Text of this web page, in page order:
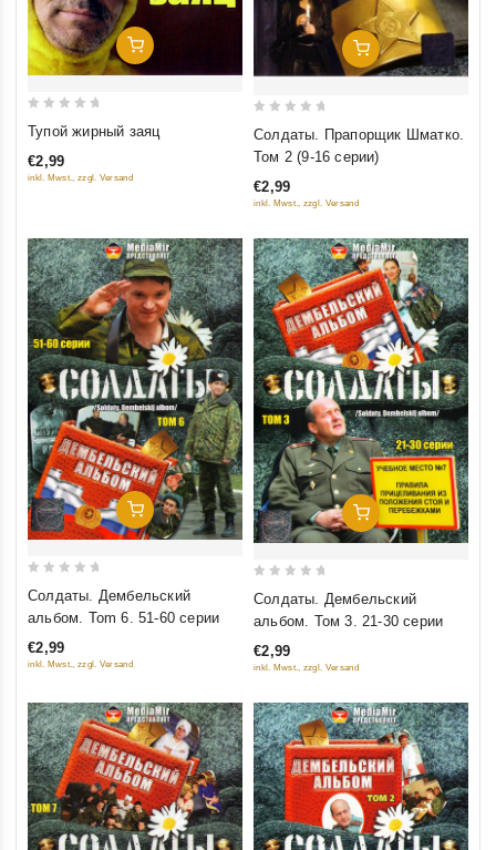
Добавить В Корзину
out
of
Тупой жирный заяц
€2,99
inkl. Mwst., zzgl. Versand
Добавить В Корзину
5
Солдаты. Прапорщик Шматко.
Том 2 (9-16 серии)
€2,99
inkl. Mwst., zzgl. Versand
Добавить В Корзину
5
Солдаты. Дембельский
альбом. Tom 6. 51-60 серии
€2,99
inkl. Mwst., zzgl. Versand
Добавить В Корзину
5
Солдаты. Дембельский
альбом. Том 3. 21-30 серии
€2,99
inkl. Mwst., zzgl. Versand